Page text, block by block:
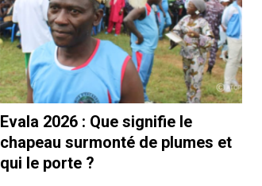
Evala 2026 : Que signifie le
chapeau surmonté de plumes et
qui le porte ?